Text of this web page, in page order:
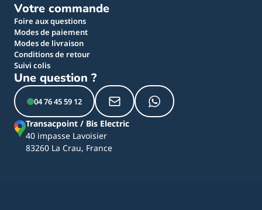
Votre commande
Foire aux questions
Modes de paiement
Modes de livraison
Conditions de retour
Suivi colis
Une question ?
04 76 45 59 12
Transacpoint / Bis Electric
40 impasse Lavoisier
83260 La Crau, France